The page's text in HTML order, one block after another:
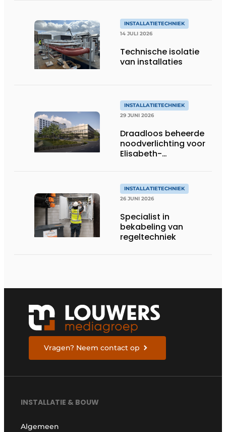
INSTALLATIETECHNIEK
14 JULI 2026
Technische isolatie
van installaties
INSTALLATIETECHNIEK
29 JUNI 2026
Draadloos beheerde
noodverlichting voor
Elisabeth-
INSTALLATIETECHNIEK
26 JUNI 2026
Specialist in
bekabeling van
regeltechniek
Vragen? Neem contact op
INSTALLATIE & BOUW
Algemeen